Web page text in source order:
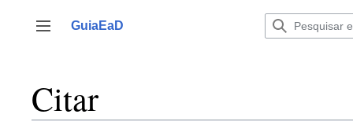
para
Alternar barra lateral
GuiaEaD
Citar